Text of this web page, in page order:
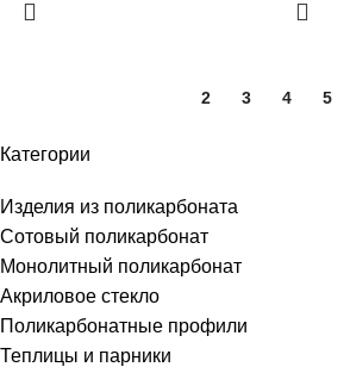
Категории
Изделия из поликарбоната
Сотовый поликарбонат
Монолитный поликарбонат
Акриловое стекло
Поликарбонатные профили
Теплицы и парники
2 3 4 5